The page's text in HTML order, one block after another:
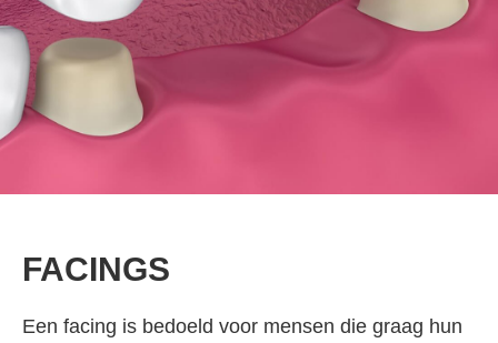
FACINGS
Een facing is bedoeld voor mensen die graag hun